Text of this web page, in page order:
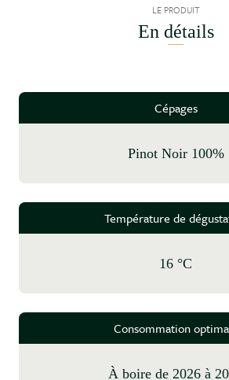
LE PRODUIT
En détails
Cépages
Pinot Noir 100%
Température de
16 °C
Consommation
à boire de 2026 à